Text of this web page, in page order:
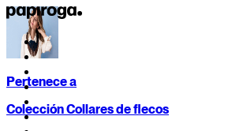
Pertenece a
Colección Collares de flecos